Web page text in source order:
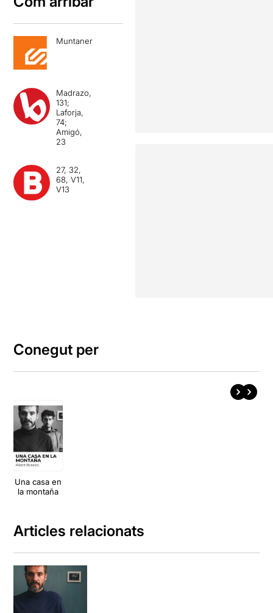
Muntaner
Madrazo,
131;
Laforja,
74;
Amigó,
23
27, 32,
68, V11,
V13
Conegut per
Una casa en
la montaña
Articles relacionats